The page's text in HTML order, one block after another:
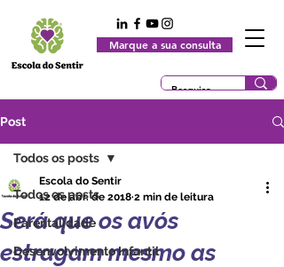
Marque a sua consulta
Post
Todos os posts
Parentalidade
Desenvolvimento Infantil
Todos os posts
Será que os avós
estragam mesmo as
Escola do Sentir
12 de abr. de 2018 2 min de leitura